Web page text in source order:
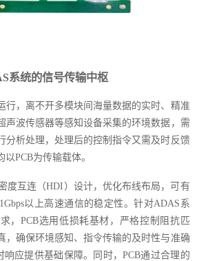
系统的信号传输中枢
行，离不开多模块间海量数据的实时、精准
声波传感器等感知设备采集的环境数据，需
分析处理，处理后的控制指令又需及时反馈
PCB为传输载体。
度互连（HDI）设计，优化布线布局，可有
以上高速通信的稳定性。针对ADAS系
，PCB选用低损耗基材，严格控制阻抗匹
，确保环境感知、指令传输的及时性与准确
响应提供基础保障。同时，PCB通过合理的